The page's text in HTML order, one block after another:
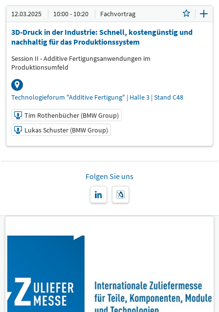
12.03.2025 10:00 - 10:20 Fachvortrag
3D-Druck in der Industrie: Schnell, kostengünstig und
nachhaltig für das Produktionssystem
Session II - Additive Fertigungsanwendungen im
Produktionsumfeld
Technologieforum "Additive Fertigung" | Halle 3 | Stand C48
Tim Rothenbücher (BMW Group)
Lukas Schuster (BMW Group)
Lukas Schuster (BMW Group)
Sprache
Folgen Sie uns